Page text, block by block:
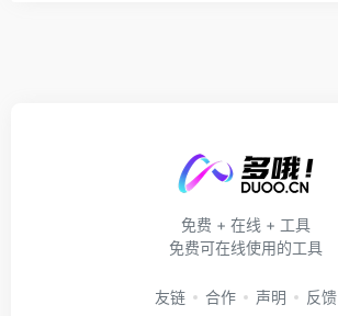
免费 + 在线 + 工具
免费可在线使用的工具
友链 合作 声明 反馈